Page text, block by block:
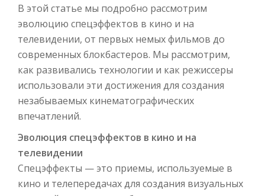
В этой статье мы подробно рассмотрим
эволюцию спецэффектов в кино и на
телевидении, от первых немых фильмов до
современных блокбастеров. Мы рассмотрим,
как развивались технологии и как режиссеры
использовали эти достижения для создания
незабываемых кинематографических
впечатлений.
Эволюция спецэффектов в кино и на
телевидении
Спецэффекты — это приемы, используемые в
кино и телепередачах для создания визуальных